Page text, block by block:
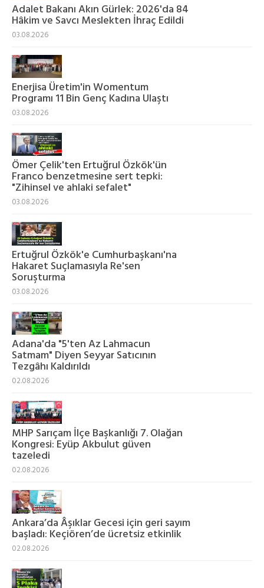
Adalet Bakanı Akın Gürlek: 2026'da 84
Hâkim ve Savcı Meslekten İhraç Edildi
03.08.2026
Enerjisa Üretim'in Womentum
Programı 11 Bin Genç Kadına Ulaştı
03.08.2026
Ömer Çelik'ten Ertuğrul Özkök'ün
Franco benzetmesine sert tepki:
"Zihinsel ve ahlaki sefalet"
03.08.2026
Ertuğrul Özkök'e Cumhurbaşkanı'na
Hakaret Suçlamasıyla Re'sen
Soruşturma
03.08.2026
Adana'da "5'ten Az Lahmacun
Satmam" Diyen Seyyar Satıcının
Tezgâhı Kaldırıldı
02.08.2026
MHP Sarıçam İlçe Başkanlığı 7. Olağan
Kongresi: Eyüp Akbulut güven
tazeledi
02.08.2026
Ankara’da Âşıklar Gecesi için geri sayım
başladı: Keçiören’de ücretsiz etkinlik
02.08.2026